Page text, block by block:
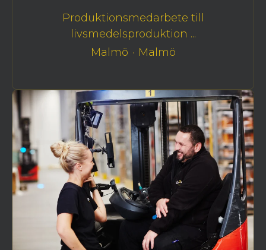
Produktionsmedarbete till
livsmedelsproduktion ...
Malmö · Malmö